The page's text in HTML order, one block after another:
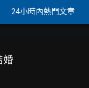
24小時內熱門文章
婚